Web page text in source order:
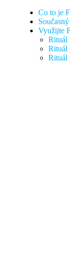
Co to je
Využijte
Rituál
Rituál
Rituál